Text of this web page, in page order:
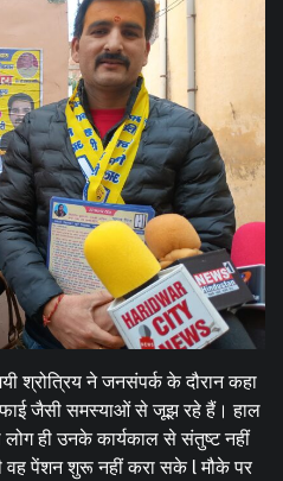
श्रोत्रिय ने जनसंपर्क के दौरान कहा
जैसी समस्याओं से जूझ रहे हैं। हाल
लोग ही उनके कार्यकाल से संतुष्ट नहीं
वह पेंशन शुरू नहीं करा सके l मौके पर